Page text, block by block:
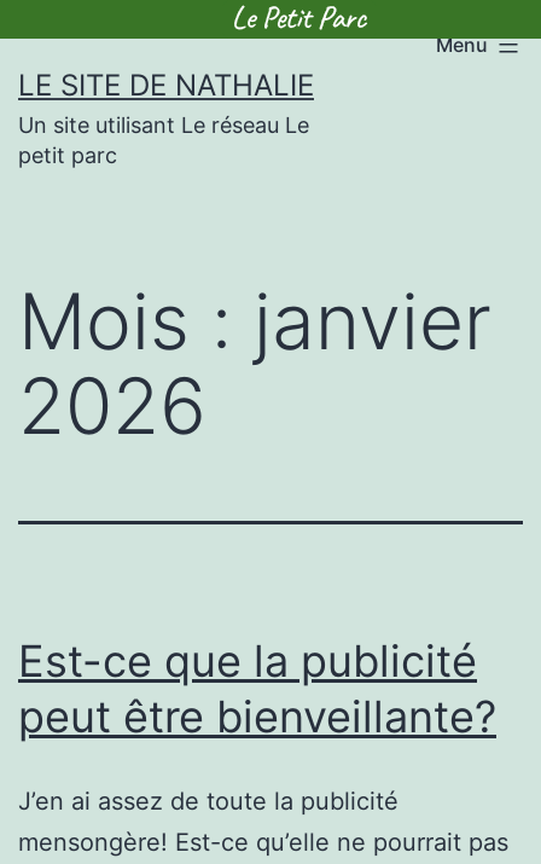
to
content
LE SITE DE NATHALIE
Un site utilisant Le réseau Le
petit parc
Menu
Mois : janvier
2026
Est-ce que la publicité
peut être bienveillante?
J’en ai assez de toute la publicité
mensongère! Est-ce qu’elle ne pourrait pas